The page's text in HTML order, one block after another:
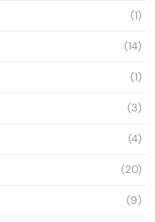
(1)
(14)
(1)
(3)
(4)
(20)
(9)